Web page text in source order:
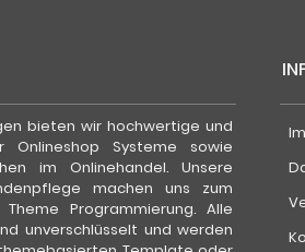
bieten wir hochwertige und
Systeme sowie
im Onlinehandel. Unsere
machen uns zum
Programmierung. Alle
unverschlüsselt und werden